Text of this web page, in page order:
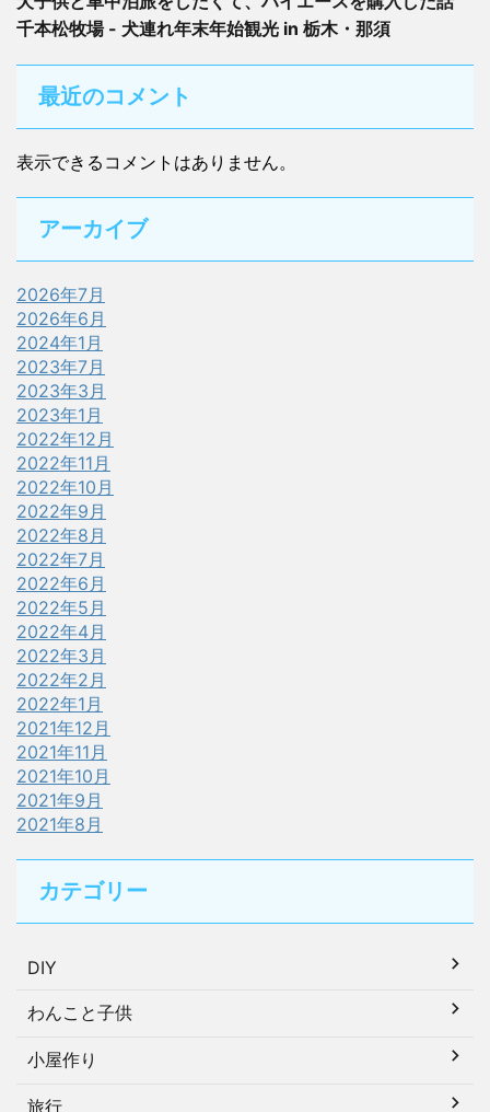
千本松牧場 - 犬連れ年末年始観光 in 栃木・那須
最近のコメント
表示できるコメントはありません。
アーカイブ
2026年7月
2026年6月
2024年1月
2023年7月
2023年3月
2023年1月
2022年12月
2022年11月
2022年10月
2022年9月
2022年8月
2022年7月
2022年6月
2022年5月
2022年4月
2022年3月
2022年2月
2022年1月
2021年12月
2021年11月
2021年10月
2021年9月
2021年8月
カテゴリー
DIY
わんこと子供
小屋作り
旅行